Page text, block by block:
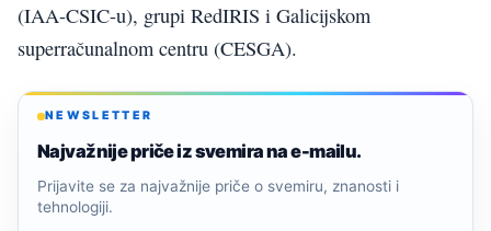
(IAA-CSIC-u), grupi RedIRIS i Galicijskom
superračunalnom centru (CESGA).
NEWSLETTER
Najvažnije priče iz svemira na e-mailu.
Prijavite se za najvažnije priče o svemiru, znanosti i
tehnologiji.